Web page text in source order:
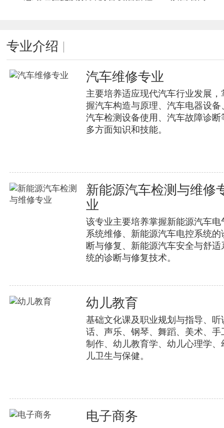
专业介绍
汽车维修专业
主要培养适应现代汽车行业发展，
握汽车构造与原理、汽车电器设备
汽车检测设备使用、汽车故障诊断
多方面知识和技能。
新能源汽车检测与维修
业
该专业主要培养掌握新能源汽车电
系统维修、新能源汽车电控系统的
断与修复、新能源汽车安全与舒适
统的诊断与修复技术。
幼儿教育
基础文化课及职业规划与指导、听
话、声乐、钢琴、舞蹈、美术、手
制作、幼儿教育学、幼儿心理学、
儿卫生与保健。
电子商务